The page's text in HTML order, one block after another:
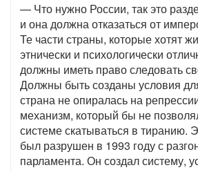
— Что нужно России, так это
и она должна отказаться от
Те части страны, которые хотят
этнически и психологически
должны иметь право следовать
Должны быть созданы условия
страна не опиралась на
механизм, который бы не
системе скатываться в тиранию.
был разрушен в 1993 году с
парламента. Он создал систему,